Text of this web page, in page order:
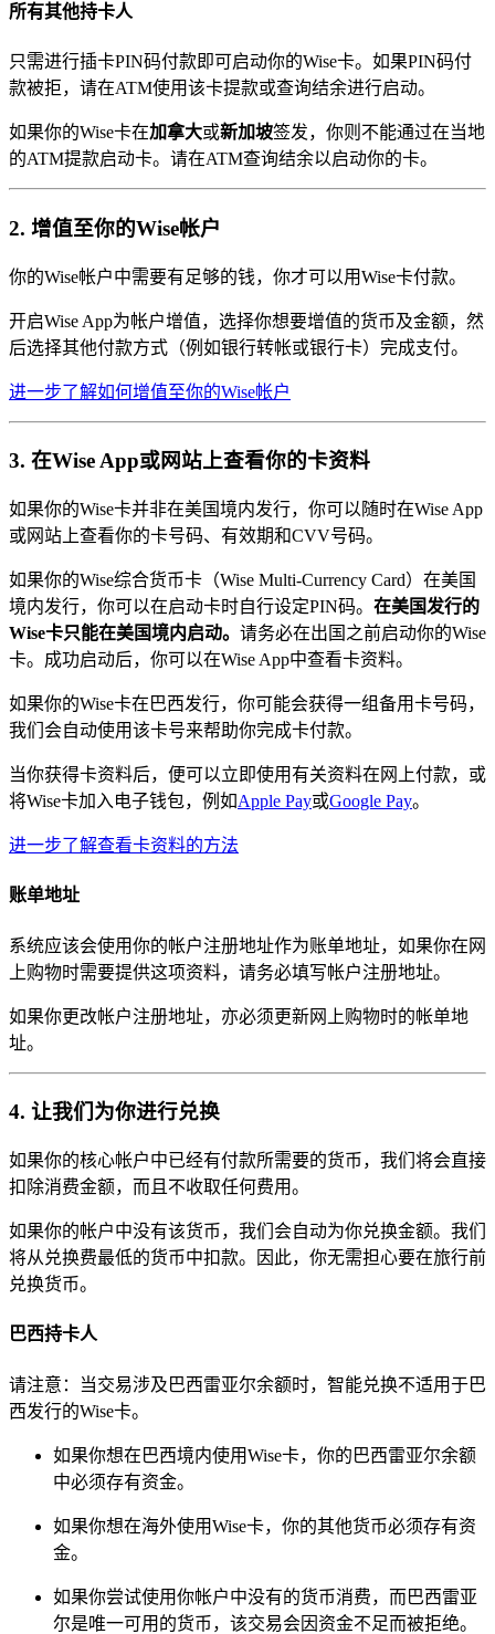
所有其他持卡人
只需进行插卡PIN码付款即可启动你的Wise卡。如果PIN码付
款被拒，请在ATM使用该卡提款或查询结余进行启动。
如果你的Wise卡在加拿大或新加坡签发，你则不能通过在当地
的ATM提款启动卡。请在ATM查询结余以启动你的卡。
2. 增值至你的Wise帐户
你的Wise帐户中需要有足够的钱，你才可以用Wise卡付款。
开启Wise App为帐户增值，选择你想要增值的货币及金额，然
后选择其他付款方式（例如银行转帐或银行卡）完成支付。
进一步了解如何增值至你的Wise帐户
3. 在Wise App或网站上查看你的卡资料
如果你的Wise卡并非在美国境内发行，你可以随时在Wise App
或网站上查看你的卡号码、有效期和CVV号码。
如果你的Wise综合货币卡（Wise Multi-Currency Card）在美国
境内发行，你可以在启动卡时自行设定PIN码。 在美国发行的
Wise卡只能在美国境内启动。 请务必在出国之前启动你的Wise
卡。成功启动后，你可以在Wise App中查看卡资料。
如果你的Wise卡在巴西发行，你可能会获得一组备用卡号码，
我们会自动使用该卡号来帮助你完成卡付款。
当你获得卡资料后，便可以立即使用有关资料在网上付款，或
将Wise卡加入电子钱包，例如Apple Pay或Google Pay。
进一步了解查看卡资料的方法
账单地址
系统应该会使用你的帐户注册地址作为账单地址，如果你在网
上购物时需要提供这项资料，请务必填写帐户注册地址。
如果你更改帐户注册地址，亦必须更新网上购物时的帐单地
址。
4. 让我们为你进行兑换
如果你的核心帐户中已经有付款所需要的货币，我们将会直接
扣除消费金额，而且不收取任何费用。
如果你的帐户中没有该货币，我们会自动为你兑换金额。我们
将从兑换费最低的货币中扣款。因此，你无需担心要在旅行前
兑换货币。
巴西持卡人
请注意：当交易涉及巴西雷亚尔余额时，智能兑换不适用于巴
西发行的Wise卡。
如果你想在巴西境内使用Wise卡，你的巴西雷亚尔余额
中必须存有资金。
如果你想在海外使用Wise卡，你的其他货币必须存有资
金。
如果你尝试使用你帐户中没有的货币消费，而巴西雷亚
尔是唯一可用的货币，该交易会因资金不足而被拒绝。